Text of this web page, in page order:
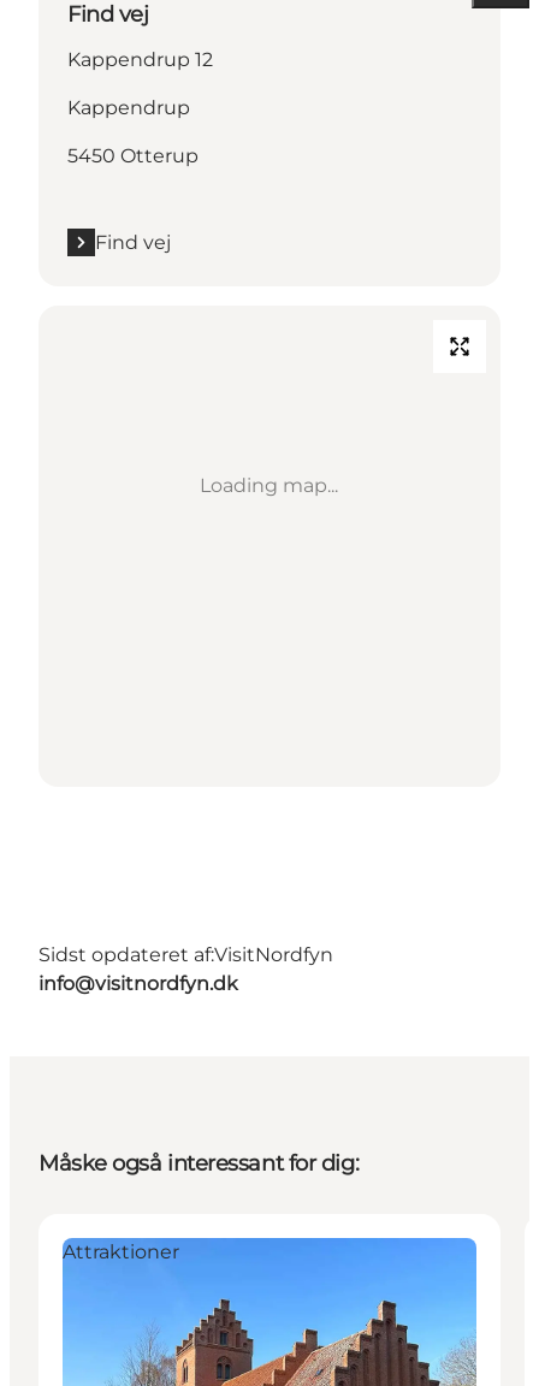
Find vej
Kappendrup 12
Kappendrup
5450 Otterup
Find vej
Loading map...
Sidst opdateret af:VisitNordfyn
info@visitnordfyn.dk
Måske også interessant for dig:
Attraktioner